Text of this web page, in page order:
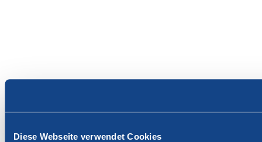
Diese Webseite verwendet Cookies